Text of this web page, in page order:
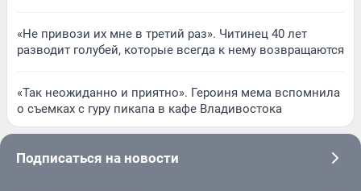
«Не привози их мне в третий раз». Читинец 40 лет
разводит голубей, которые всегда к нему возвращаются
«Так неожиданно и приятно». Героиня мема вспомнила
о съемках с гуру пикапа в кафе Владивостока
Подписаться на новости